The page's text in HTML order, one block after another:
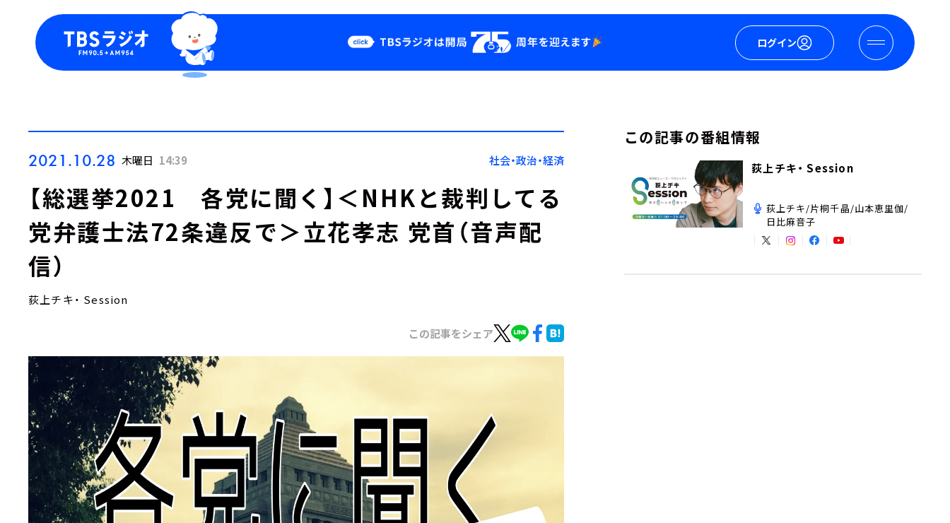
ログイン
Podcast
YouTube
会社情報
2021.10.28 木曜日 14:39 社会・政治・経済
【総選挙2021 各党に聞く】＜NHKと裁判してる
党弁護士法72条違反で＞立花孝志 党首（音声配
信）
荻上チキ・ Session
この記事をシェア
この記事の番組情報
荻上チキ・ Session
荻上チキ/片桐千晶/山本恵里伽/
日比麻音子